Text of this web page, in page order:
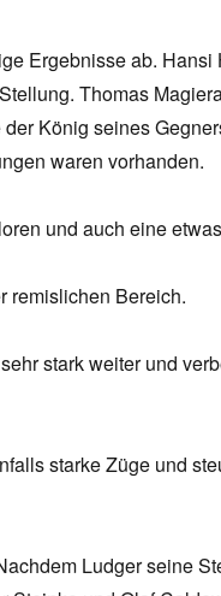
Ergebnisse ab. Hansi
Thomas
König seines
waren vorhanden.
und auch eine
remislichen Bereich.
stark weiter und
starke Züge und
Ludger seine